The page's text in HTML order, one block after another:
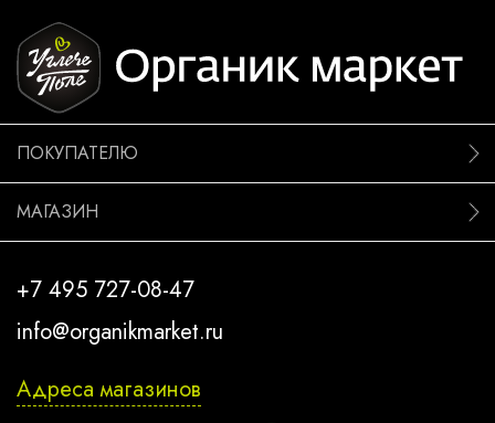
ПОКУПАТЕЛЮ
МАГАЗИН
+7 495 727-08-47
info@organikmarket.ru
Адреса магазинов